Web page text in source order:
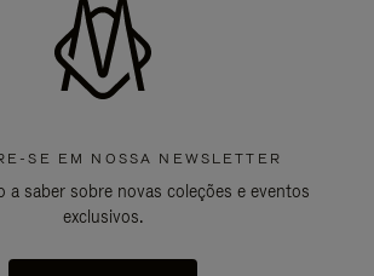
SE EM NOSSA NEWSLETTER
a saber sobre novas coleções e eventos
exclusivos.